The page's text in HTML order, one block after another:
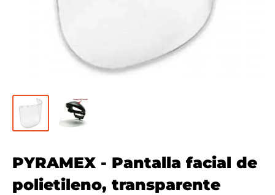
PYRAMEX - Pantalla facial de
polietileno, transparente